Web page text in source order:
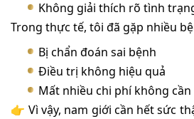
Không giải thích rõ tình
Trong thực tế, tôi đã gặp nhiều
Bị chẩn đoán sai bệnh
Điều trị không hiệu quả
Mất nhiều chi phí không
👉 Vì vậy, nam giới cần hết sức